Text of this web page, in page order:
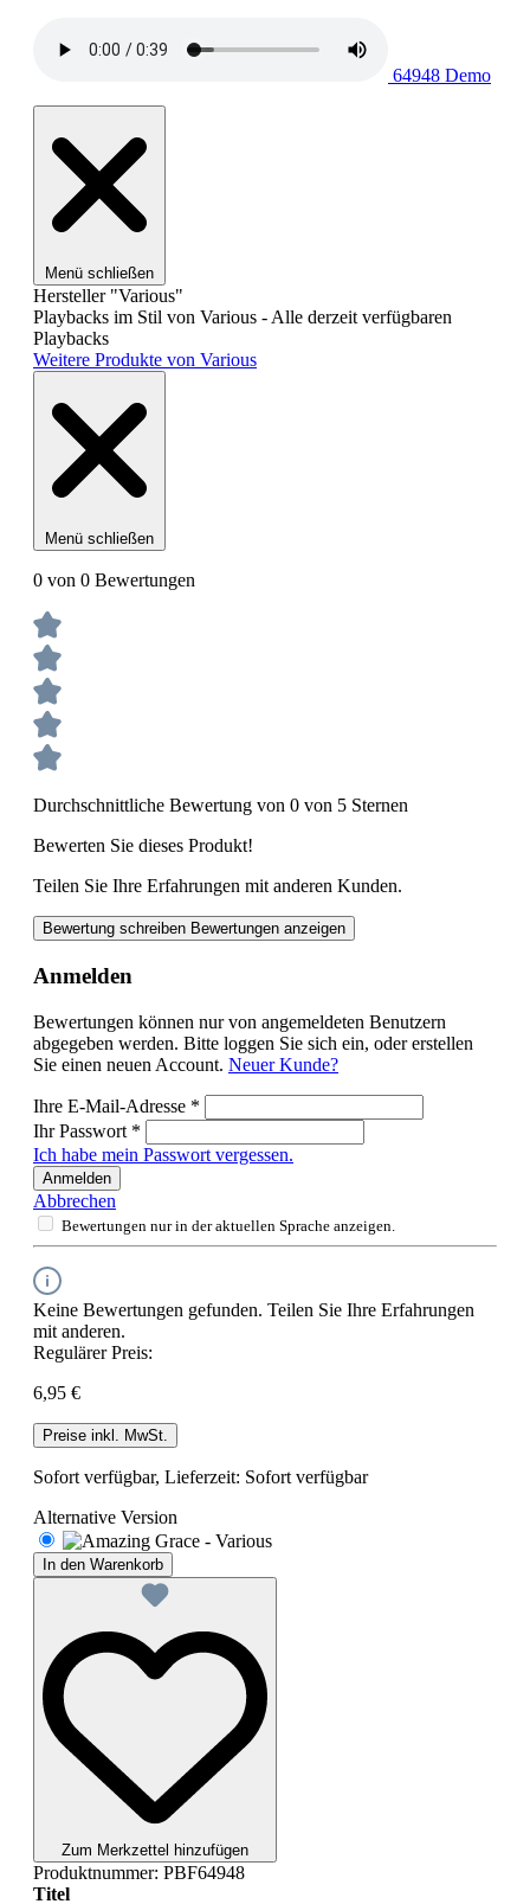
64948 Demo
Menü schließen
Hersteller "Various"
Playbacks im Stil von Various - Alle derzeit verfügbaren
Playbacks
Weitere Produkte von Various
Menü schließen
0 von 0 Bewertungen
Durchschnittliche Bewertung von 0 von 5 Sternen
Bewerten Sie dieses Produkt!
Teilen Sie Ihre Erfahrungen mit anderen Kunden.
Bewertung schreiben Bewertungen anzeigen
Anmelden
Bewertungen können nur von angemeldeten Benutzern
abgegeben werden. Bitte loggen Sie sich ein, oder erstellen
Sie einen neuen Account. Neuer Kunde?
Ihre E-Mail-Adresse *
Ihr Passwort *
Ich habe mein Passwort vergessen.
Anmelden
Abbrechen
Bewertungen nur in der aktuellen Sprache anzeigen.
Keine Bewertungen gefunden. Teilen Sie Ihre Erfahrungen
mit anderen.
Regulärer Preis:
6,95 €
Preise inkl. MwSt.
Sofort verfügbar, Lieferzeit: Sofort verfügbar
Alternative Version
In den Warenkorb
Zum Merkzettel hinzufügen
Produktnummer: PBF64948
Titel